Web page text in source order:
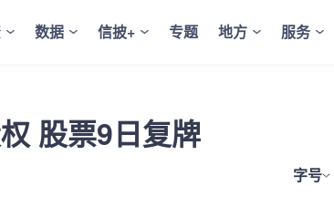
数据 信披+ 专题 地方 服务
股票9日复牌
字号